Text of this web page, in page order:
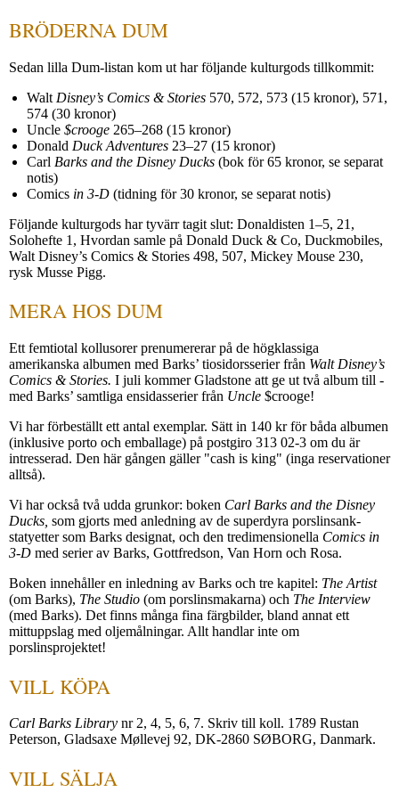
BRÖDERNA DUM
Sedan lilla Dum-listan kom ut har följande kulturgods tillkommit:
Walt Disney’s Comics & Stories 570, 572, 573 (15 kronor), 571,
574 (30 kronor)
Uncle $crooge 265–268 (15 kronor)
Donald Duck Adventures 23–27 (15 kronor)
Carl Barks and the Disney Ducks (bok för 65 kronor, se separat
notis)
Comics in 3-D (tidning för 30 kronor, se separat notis)
Följande kulturgods har tyvärr tagit slut: Donaldisten 1–5, 21,
Solohefte 1, Hvordan samle på Donald Duck & Co, Duckmobiles,
Walt Disney’s Comics & Stories 498, 507, Mickey Mouse 230,
rysk Musse Pigg.
MERA HOS DUM
Ett femtiotal kollusorer prenumererar på de högklassiga
amerikanska albumen med Barks’ tiosidorsserier från Walt Disney’s
Comics & Stories. I juli kommer Gladstone att ge ut två album till -
med Barks’ samtliga ensidasserier från Uncle $crooge!
Vi har förbeställt ett antal exemplar. Sätt in 140 kr för båda albumen
(inklusive porto och emballage) på postgiro 313 02-3 om du är
intresserad. Den här gången gäller "cash is king" (inga reservationer
alltså).
Vi har också två udda grunkor: boken Carl Barks and the Disney
Ducks, som gjorts med anledning av de superdyra porslins­ank­
statyetter som Barks designat, och den tredimensionella Comics in
3-D med serier av Barks, Gottfredson, Van Horn och Rosa.
Boken innehåller en inledning av Barks och tre kapitel: The Artist
(om Barks), The Studio (om porslinsmakarna) och The Interview
(med Barks). Det finns många fina färgbilder, bland annat ett
mittuppslag med oljemålningar. Allt handlar inte om
porslinsprojektet!
VILL KÖPA
Carl Barks Library nr 2, 4, 5, 6, 7. Skriv till koll. 1789 Rustan
Peterson, Gladsaxe Møllevej 92, DK-2860 SØBORG, Danmark.
VILL SÄLJA